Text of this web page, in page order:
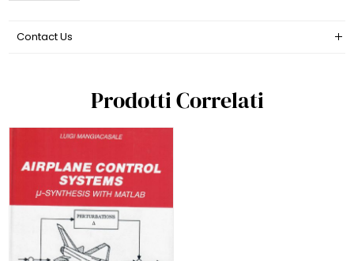
Contact Us
Prodotti Correlati